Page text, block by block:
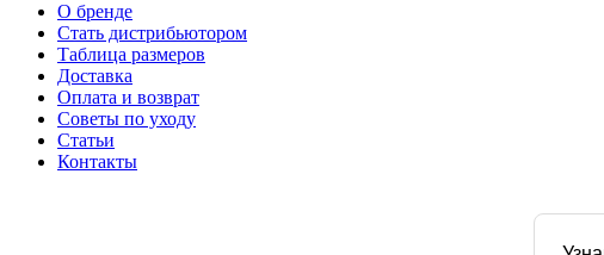
О бренде
Стать дистрибьютором
Таблица размеров
Доставка
Оплата и возврат
Советы по уходу
Статьи
Контакты